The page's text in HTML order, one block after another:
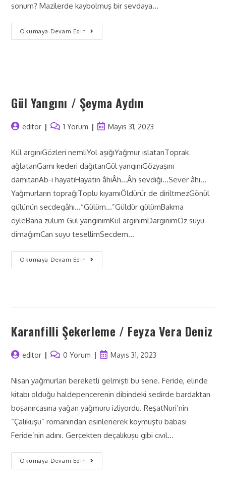
sonum? Mazilerde kaybolmuş bir sevdaya…
Okumaya Devam Edin
Gül Yangını / Şeyma Aydın
editor 1 Yorum Mayıs 31, 2023
Kül argınıGözleri nemliYol aşığıYağmur ıslatanToprak
ağlatanGamı kederi dağıtanGül yangınıGözyaşını
damıtanAb-ı hayatıHayatın âhıÂh…Âh sevdiği…Sever âhı…
Yağmurların toprağıToplu kıyamıÖldürür de diriltmezGönül
gülünün secdegâhı…“Gülüm…”Güldür gülümBakma
öyleBana zulüm Gül yangınımKül argınımDargınımÖz suyu
dimağımCan suyu tesellimSecdem…
Okumaya Devam Edin
Karanfilli Şekerleme / Feyza Vera Deniz
editor 0 Yorum Mayıs 31, 2023
Nisan yağmurları bereketli gelmişti bu sene. Feride, elinde
kitabı olduğu haldepencerenin dibindeki sedirde bardaktan
boşanırcasına yağan yağmuru izliyordu. ReşatNuri’nin
“Çalıkuşu” romanından esinlenerek koymuştu babası
Feride’nin adını. Gerçekten deçalıkuşu gibi cıvıl…
Okumaya Devam Edin